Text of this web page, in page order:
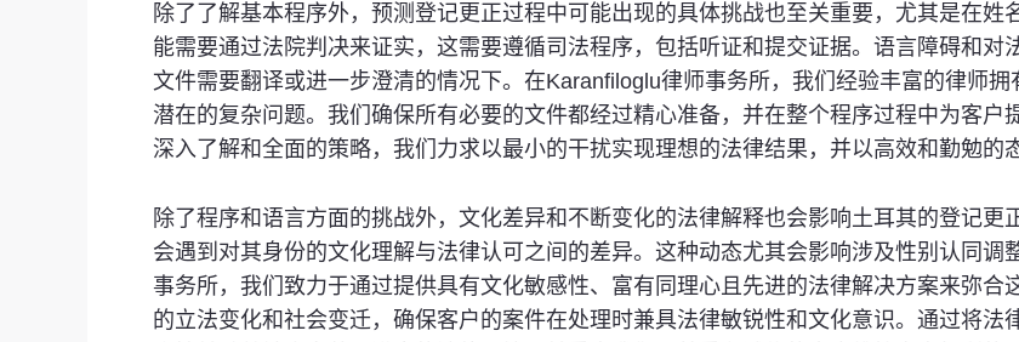
除了了解基本程序外，预测登记更正过程中可能出现的具体挑战也至关重要，尤其是在姓
能需要通过法院判决来证实，这需要遵循司法程序，包括听证和提交证据。语言障碍和
文件需要翻译或进一步澄清的情况下。在Karanfiloglu律师事务所，我们经验丰富的律师
潜在的复杂问题。我们确保所有必要的文件都经过精心准备，并在整个程序过程中为客
深入了解和全面的策略，我们力求以最小的干扰实现理想的法律结果，并以高效和勤勉的
除了程序和语言方面的挑战外，文化差异和不断变化的法律解释也会影响土耳其的登记
会遇到对其身份的文化理解与法律认可之间的差异。这种动态尤其会影响涉及性别认同
事务所，我们致力于通过提供具有文化敏感性、富有同理心且先进的法律解决方案来弥
的立法变化和社会变迁，确保客户的案件在处理时兼具法律敏锐性和文化意识。通过将